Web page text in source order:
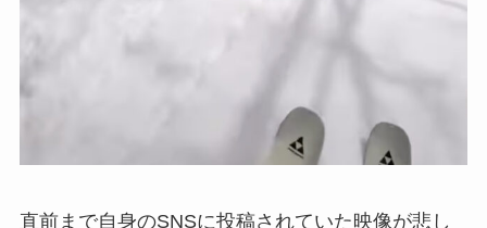
直前まで自身のSNSに投稿されていた映像が悲し